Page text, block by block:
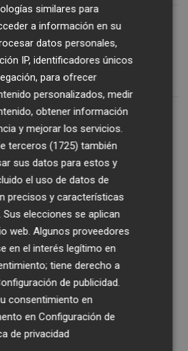
ABRE
EL IBEX 35 ABRE
BURSÁTIL
LA BOLSA ESPA
similares para
a información en su
datos personales,
IP, identificadores únicos
para ofrecer
personalizados, medir
obtener información
y mejorar los servicios.
terceros (1725) también
sus datos para estos y
el uso de datos de
precisos y características
Sus elecciones se aplican
web. Algunos proveedores
en el interés legítimo en
tiene derecho a
de publicidad
consentimiento en
enConfiguración de
de privacidad